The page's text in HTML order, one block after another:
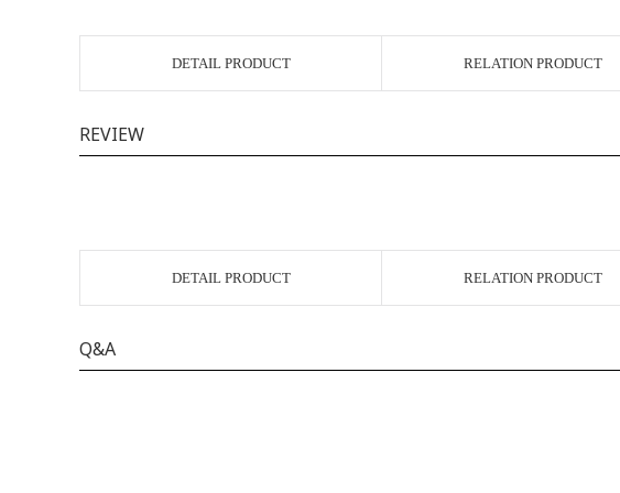
DETAIL PRODUCT RELATION PRODUCT
REVIEW
DETAIL PRODUCT RELATION PRODUCT
Q&A